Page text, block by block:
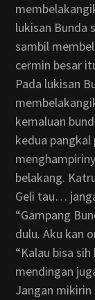
lukisan Bunda
sambil
cermin besar
Pada lukisan Bunda yang sedang rebah
kemaluan
kedua pangkal
belakang.
Geli tau…
“Gampang Bunda, “Kalau Bunda horny, ya ngentot aja
dulu. Aku kan
“Kalau bisa sih begituannya malam aja Od. Siang hari
mendingan
Jangan mikirin